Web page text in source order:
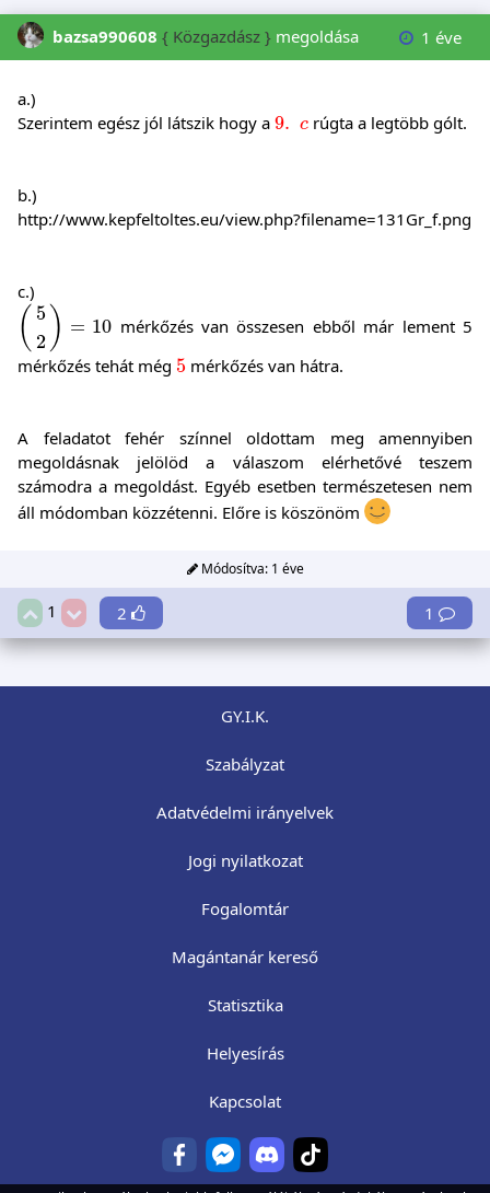
bazsa990608 { Közgazdász } megoldása 1 éve
a.)
Szerintem egész jól látszik hogy a 9. c
9 c rúgta a legtöbb gólt.
b.)
http://www.kepfeltoltes.eu/view.php?filename=131Gr_f.png
c.)
( 5
2 ) = 10
(52)=
mérkőzés van összesen ebből már lement 5
mérkőzés tehát még 5
5 mérkőzés van hátra.
A feladatot fehér színnel oldottam meg amennyiben
megoldásnak jelölöd a válaszom elérhetővé teszem
számodra a megoldást. Egyéb esetben természetesen nem
áll módomban közzétenni. Előre is köszönöm
Módosítva: 1 éve
1 2 1
GY.I.K.
Szabályzat
Adatvédelmi irányelvek
Jogi nyilatkozat
Fogalomtár
Magántanár kereső
Statisztika
Helyesírás
Kapcsolat